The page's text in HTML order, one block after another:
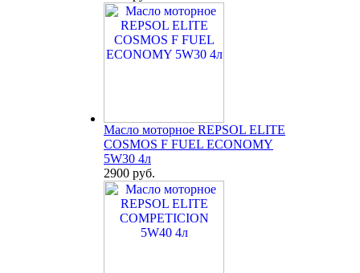
Масло моторное REPSOL ELITE
COSMOS F FUEL ECONOMY
5W30 4л
2900 руб.